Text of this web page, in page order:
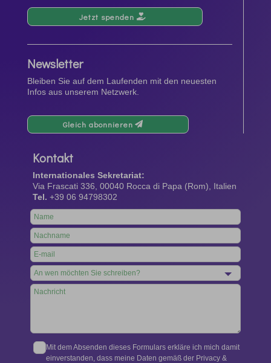
Jetzt spenden
Newsletter
Bleiben Sie auf dem Laufenden mit den neuesten
Infos aus unserem Netzwerk.
Gleich abonnieren
Kontakt
Internationales Sekretariat:
Via Frascati 336, 00040 Rocca di Papa (Rom), Italien
Tel. +39 06 94798302
Leave
this
field
blank
Mit dem Absenden dieses Formulars erkläre ich mich damit
einverstanden, dass meine Daten gemäß der Privacy &